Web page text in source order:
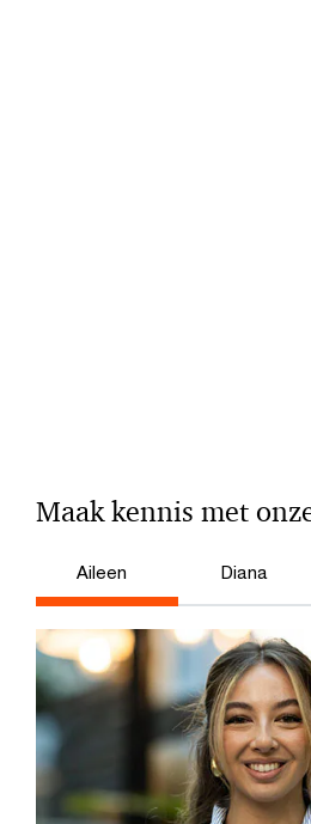
Maak kennis met
Aileen Diana